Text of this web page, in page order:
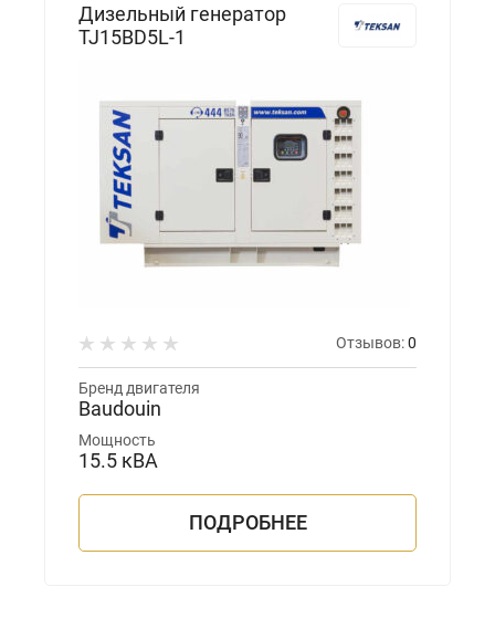
Дизельный генератор
TJ15BD5L-1
Отзывов:0
Бренд двигателя
Baudouin
Мощность
15.5 кВА
ПОДРОБНЕЕ